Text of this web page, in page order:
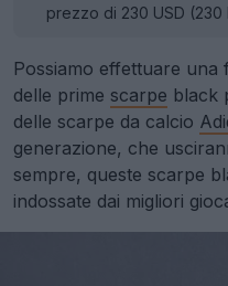
prezzo di 230 USD (230
Possiamo effettuare una
delle prime scarpe black
delle scarpe da calcio
generazione, che
sempre, queste scarpe
indossate dai migliori